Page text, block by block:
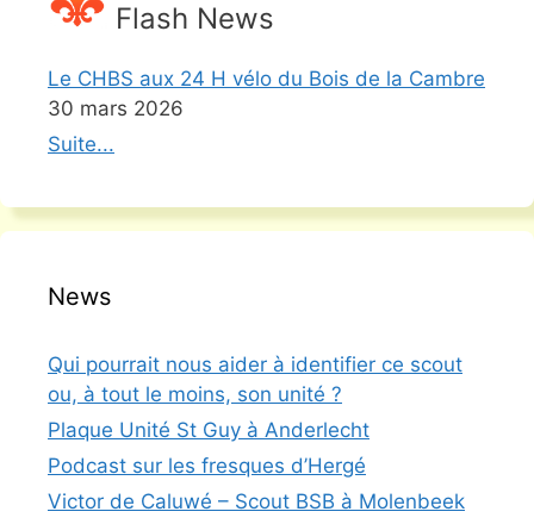
Flash News
Le CHBS aux 24 H vélo du Bois de la Cambre
30 mars 2026
Suite...
News
Qui pourrait nous aider à identifier ce scout
ou, à tout le moins, son unité ?
Plaque Unité St Guy à Anderlecht
Podcast sur les fresques d’Hergé
Victor de Caluwé – Scout BSB à Molenbeek